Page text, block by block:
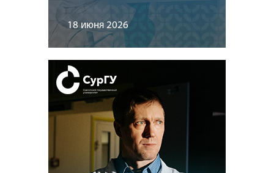
18 июня 2026